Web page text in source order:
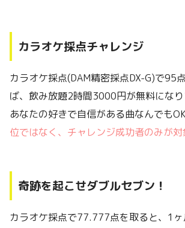
カラオケ採点チャレンジ
カラオケ採点(DAM精密採点DX-G)で95
ば、飲み放題2時間3000円が無料にな
あなたの好きで自信がある曲なんでもOK
位ではなく、チャレンジ成功者のみが対
奇跡を起こせダブルセブン！
カラオケ採点で77.777点を取ると、1